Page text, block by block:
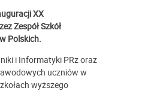
XX
Zespół Szkół
Polskich.
i Informatyki PRz oraz
uczniów w
wyższego